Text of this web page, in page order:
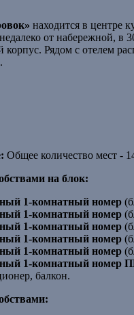
находится в центре
от набережной, в
корпус. Рядом с отелем
Общее количество мест -
на блок:
1-комнатный номер
1-комнатный номер
1-комнатный номер
1-комнатный номер
1-комнатный номер
1-комнатный номер
балкон.